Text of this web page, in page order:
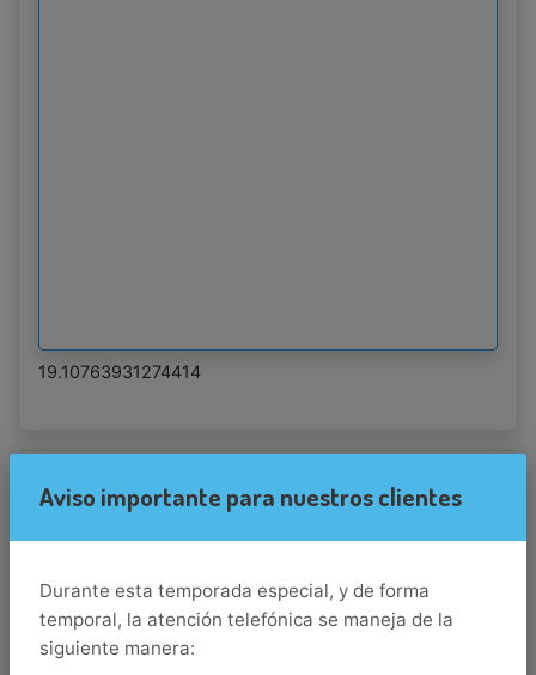
19.10763931274414
Destino
Salida
Aviso importante para nuestros clientes
Durante esta temporada especial, y de forma
temporal, la atención telefónica se maneja de la
siguiente manera: